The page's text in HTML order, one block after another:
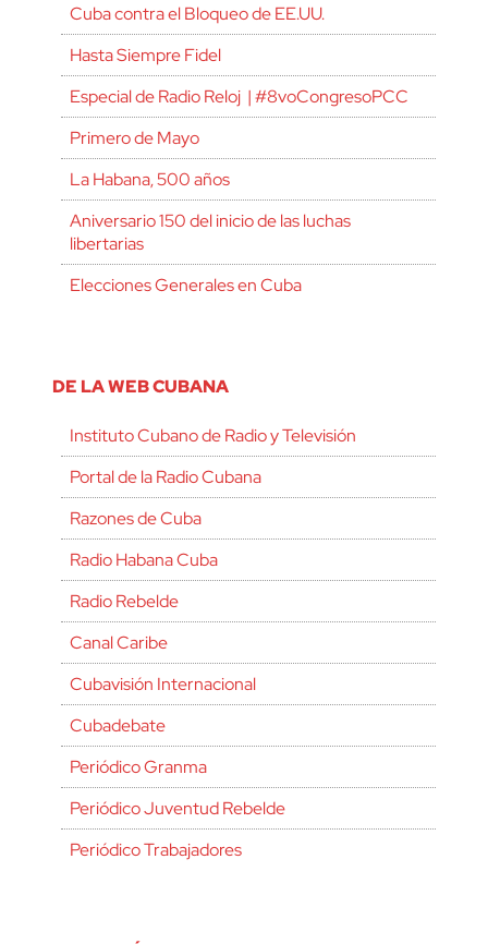
Cuba contra el Bloqueo de EE.UU.
Hasta Siempre Fidel
Especial de Radio Reloj | #8voCongresoPCC
Primero de Mayo
La Habana, 500 años
Aniversario 150 del inicio de las luchas
libertarias
Elecciones Generales en Cuba
DE LA WEB CUBANA
Instituto Cubano de Radio y Televisión
Portal de la Radio Cubana
Razones de Cuba
Radio Habana Cuba
Radio Rebelde
Canal Caribe
Cubavisión Internacional
Cubadebate
Periódico Granma
Periódico Juventud Rebelde
Periódico Trabajadores